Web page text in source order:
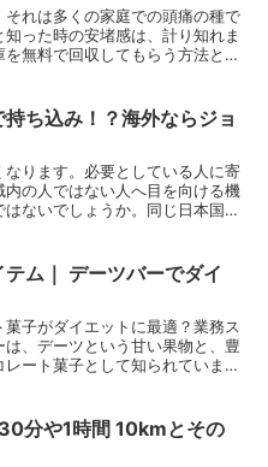
れは多くの家庭での頭痛の種で
った時の安堵感は、計り知れま
無料で回収してもらう方法と、
ち込み！？海外ならジョ
ります。必要としている人に寄
の人ではない人へ目を向ける機
ないでしょうか。同じ日本国内
ム｜ デーツバーでダイ
子がダイエットに最適？業務ス
、デーツという甘い果物と、豊
ート菓子として知られていま
分や1時間 10kmとその